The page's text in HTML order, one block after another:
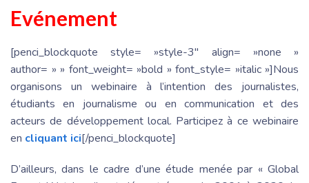
Evénement
[penci_blockquote style= »style-3″ align= »none »
author= » » font_weight= »bold » font_style= »italic »]Nous
organisons un webinaire à l’intention des journalistes,
étudiants en journalisme ou en communication et des
acteurs de développement local. Participez à ce webinaire
en cliquant ici[/penci_blockquote]
D’ailleurs, dans le cadre d’une étude menée par « Global